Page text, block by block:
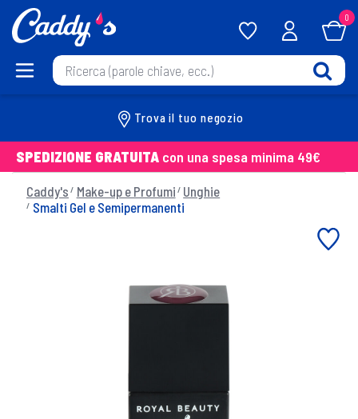
0
Trova il tuo negozio
SPEDIZIONE GRATUITA con una spesa minima 49€
Caddy's Make-up e Profumi Unghie
Smalti Gel e Semipermanenti